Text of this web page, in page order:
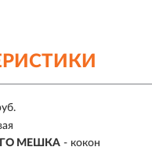
МЕШКА - кокон